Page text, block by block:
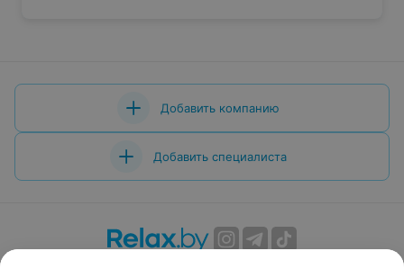
Добавить компанию
Добавить специалиста